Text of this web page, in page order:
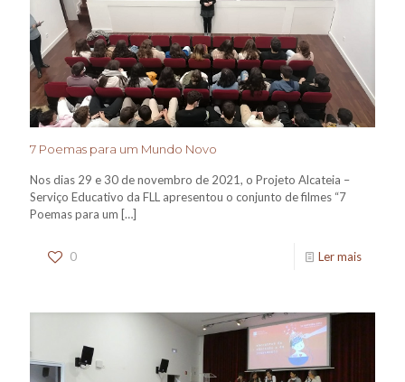
7 Poemas para um Mundo Novo
Nos dias 29 e 30 de novembro de 2021, o Projeto Alcateia –
Serviço Educativo da FLL apresentou o conjunto de filmes “7
Poemas para um […]
0 Ler mais